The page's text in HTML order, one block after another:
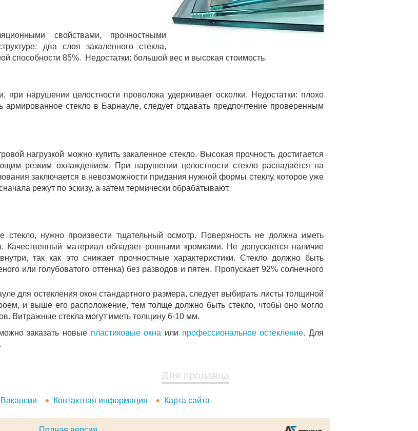
свойствами, прочностными
два слоя закаленного стекла,
способности 85%. Недостатки: большой вес и высокая стоимость.
при нарушении целостности проволока удерживает осколки. Недостатки: плохо
армированное стекло в Барнауле, следует отдавать предпочтение проверенным
нагрузкой можно купить закаленное стекло. Высокая прочность достигается
резким охлаждением. При нарушении целостности стекло распадается на
заключается в невозможности придания нужной формы стеклу, которое уже
режут по эскизу, а затем термически обрабатывают.
нужно произвести тщательный осмотр. Поверхность не должна иметь
материал обладает ровными кромками. Не допускается наличие
так как это снижает прочностные характеристики. Стекло должно быть
или голубоватого оттенка) без разводов и пятен. Пропускает 92% солнечного
для остекления окон стандартного размера, следует выбирать листы толщиной
и выше его расположение, тем толще должно быть стекло, чтобы оно могло
Витражные стекла могут иметь толщину 6-10 мм.
заказать новые пластиковые окна или профессиональное остекление. Для
Для продавца
Вакансии Контактная информация Карта сайта